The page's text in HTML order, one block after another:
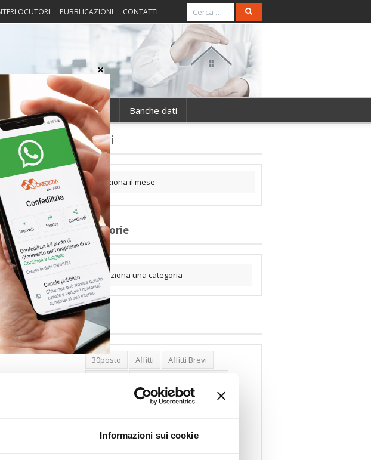
Informazioni sui cookie
PUBBLICAZIONI CONTATTI
Intorno alla casa Notizie Banche dati
Archivi
Categorie
Tag
30posto Affitti
Affitti Brevi
Banca Woolwich
Bilocali
Cambioabitazione
Carenza Alloggi